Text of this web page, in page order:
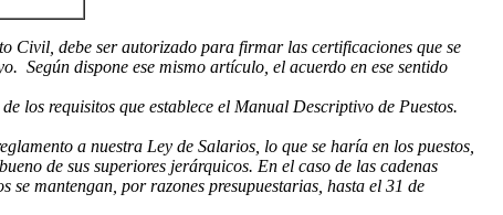
Civil, debe ser autorizado para firmar las certificaciones que se
Según dispone ese mismo artículo, el acuerdo en ese sentido
los requisitos que establece el Manual Descriptivo de Puestos.
a nuestra Ley de Salarios, lo que se haría en los puestos,
de sus superiores jerárquicos. En el caso de las cadenas
mantengan, por razones presupuestarias, hasta el 31 de